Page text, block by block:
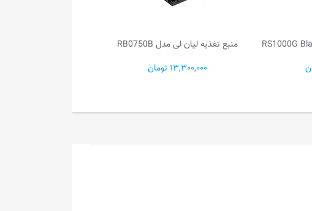
منبع تغذیه لیان لی مدل RB0750B
منبع تغذیه لیان لی مدل RB0650B